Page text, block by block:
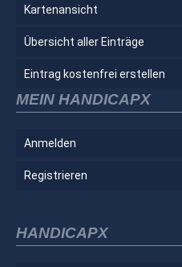
Kartenansicht
Übersicht aller Einträge
Eintrag kostenfrei erstellen
MEIN HANDICAPX
Anmelden
Registrieren
HANDICAPX